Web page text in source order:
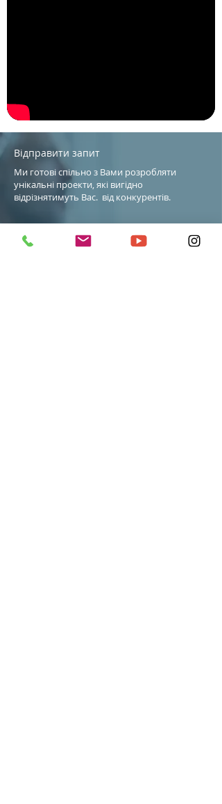
Відправити запит
Ми готові спільно з Вами розробляти
унікальні проекти, які вигідно
відрізнятимуть Вас. від конкурентів.